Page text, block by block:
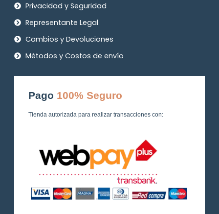
Privacidad y Seguridad
Representante Legal
Cambios y Devoluciones
Métodos y Costos de envío
Pago 100% Seguro
Tienda autorizada para realizar transacciones con: